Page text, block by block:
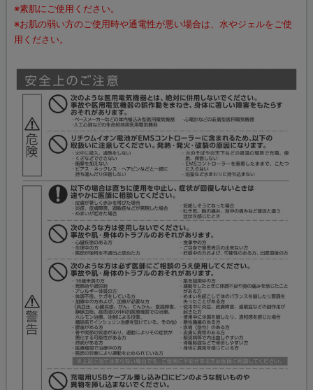
※素肌にご使用ください。
※お肌の弱い方のご使用時や通電性が悪い場合は、水やジェルをご使
用ください。